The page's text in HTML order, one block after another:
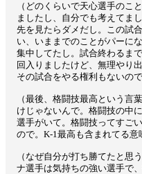
（どのくらいで天心選手のこ
ましたし、自分でも考えてま
先を見たらダメだし。この試
い、いままでのことがパーに
集中してたし。試合終わるま
回入りましたけど、無理やり
その試合をやる権利もないの
（最後、格闘技最高という言
けじゃないんで。格闘技の中
選手がいて。格闘技ってすご
ので。K-1最高も含まれてる意
（なぜ自分が打ち勝てたと思
ナ選手は気持ちの強い選手で